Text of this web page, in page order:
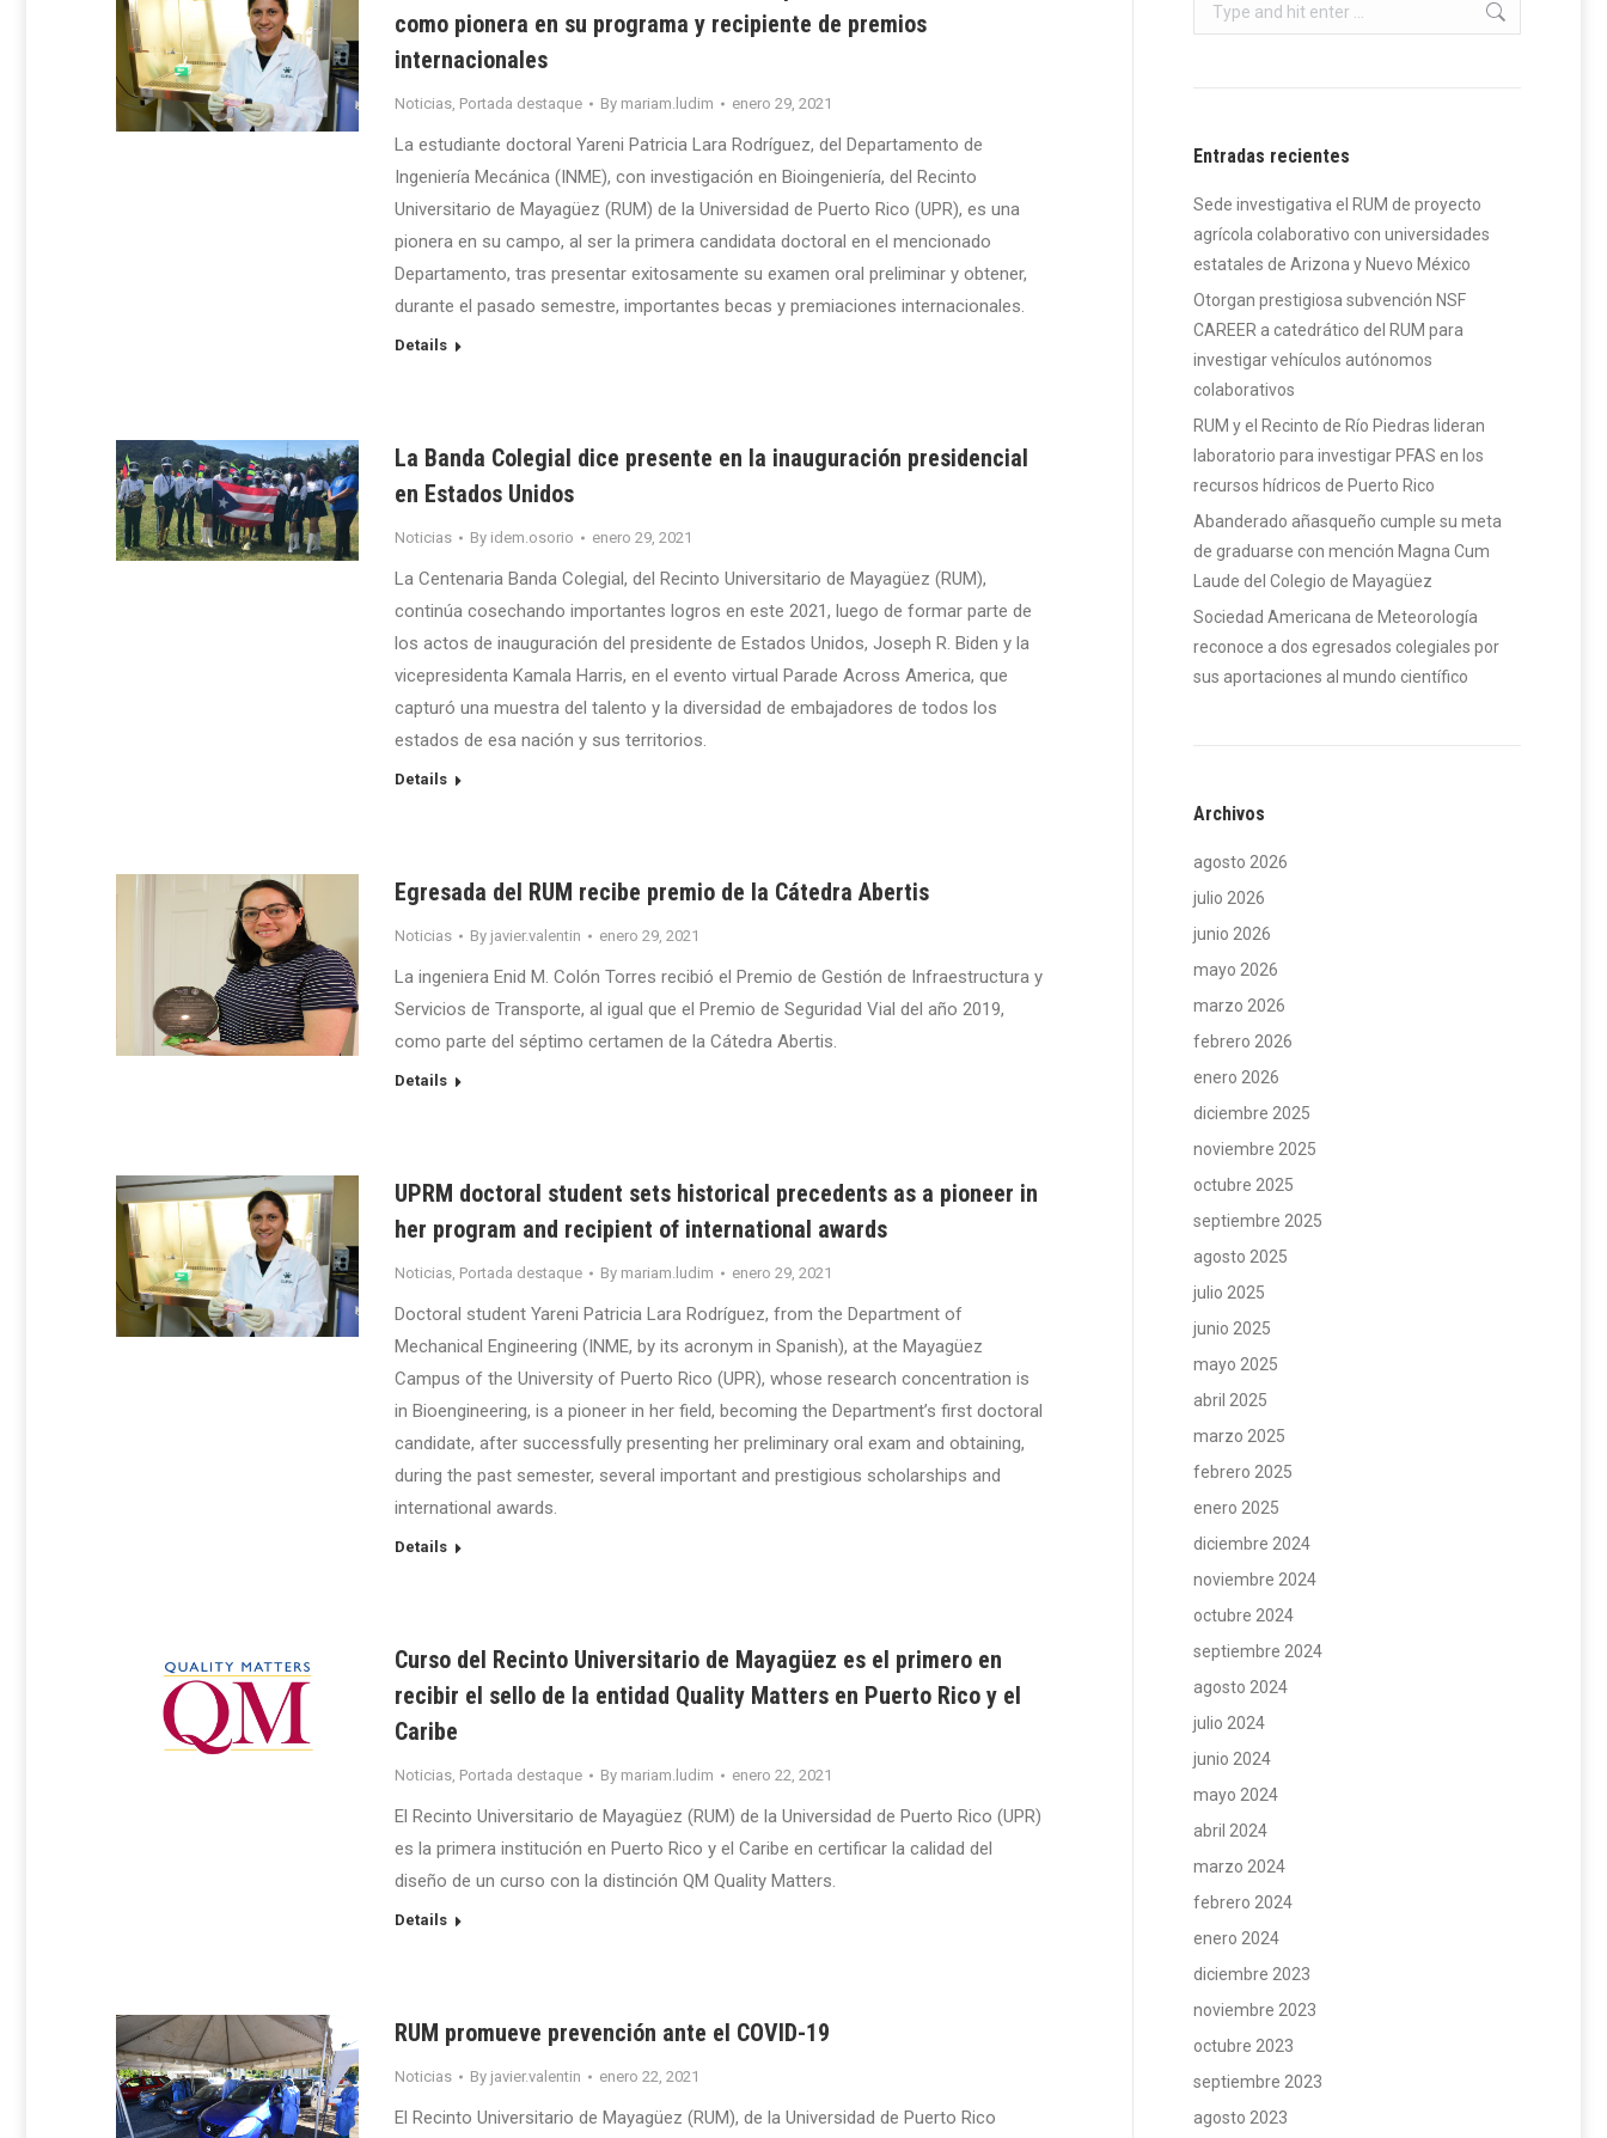
como pionera en su programa y recipiente de premios
internacionales
Noticias, Portada destaque By mariam.ludim enero 29, 2021
La estudiante doctoral Yareni Patricia Lara Rodríguez, del Departamento de
Ingeniería Mecánica (INME), con investigación en Bioingeniería, del Recinto
Universitario de Mayagüez (RUM) de la Universidad de Puerto Rico (UPR), es una
pionera en su campo, al ser la primera candidata doctoral en el mencionado
Departamento, tras presentar exitosamente su examen oral preliminar y obtener,
durante el pasado semestre, importantes becas y premiaciones internacionales.
Details
La Banda Colegial dice presente en la inauguración presidencial
en Estados Unidos
Noticias By idem.osorio enero 29, 2021
La Centenaria Banda Colegial, del Recinto Universitario de Mayagüez (RUM),
continúa cosechando importantes logros en este 2021, luego de formar parte de
los actos de inauguración del presidente de Estados Unidos, Joseph R. Biden y la
vicepresidenta Kamala Harris, en el evento virtual Parade Across America, que
capturó una muestra del talento y la diversidad de embajadores de todos los
estados de esa nación y sus territorios.
Details
Egresada del RUM recibe premio de la Cátedra Abertis
Noticias By javier.valentin enero 29, 2021
La ingeniera Enid M. Colón Torres recibió el Premio de Gestión de Infraestructura y
Servicios de Transporte, al igual que el Premio de Seguridad Vial del año 2019,
como parte del séptimo certamen de la Cátedra Abertis.
Details
UPRM doctoral student sets historical precedents as a pioneer in
her program and recipient of international awards
Noticias, Portada destaque By mariam.ludim enero 29, 2021
Doctoral student Yareni Patricia Lara Rodríguez, from the Department of
Mechanical Engineering (INME, by its acronym in Spanish), at the Mayagüez
Campus of the University of Puerto Rico (UPR), whose research concentration is
in Bioengineering, is a pioneer in her field, becoming the Department’s first doctoral
candidate, after successfully presenting her preliminary oral exam and obtaining,
during the past semester, several important and prestigious scholarships and
international awards.
Details
Curso del Recinto Universitario de Mayagüez es el primero en
recibir el sello de la entidad Quality Matters en Puerto Rico y el
Caribe
Noticias, Portada destaque By mariam.ludim enero 22, 2021
El Recinto Universitario de Mayagüez (RUM) de la Universidad de Puerto Rico (UPR)
es la primera institución en Puerto Rico y el Caribe en certificar la calidad del
diseño de un curso con la distinción QM Quality Matters.
Details
RUM promueve prevención ante el COVID-19
Noticias By javier.valentin enero 22, 2021
El Recinto Universitario de Mayagüez (RUM), de la Universidad de Puerto Rico
Entradas recientes
Sede investigativa el RUM de proyecto
agrícola colaborativo con universidades
estatales de Arizona y Nuevo México
Otorgan prestigiosa subvención NSF
CAREER a catedrático del RUM para
investigar vehículos autónomos
colaborativos
RUM y el Recinto de Río Piedras lideran
laboratorio para investigar PFAS en los
recursos hídricos de Puerto Rico
Abanderado añasqueño cumple su meta
de graduarse con mención Magna Cum
Laude del Colegio de Mayagüez
Sociedad Americana de Meteorología
reconoce a dos egresados colegiales por
sus aportaciones al mundo científico
Archivos
agosto 2026
julio 2026
junio 2026
mayo 2026
marzo 2026
febrero 2026
enero 2026
diciembre 2025
noviembre 2025
octubre 2025
septiembre 2025
agosto 2025
julio 2025
junio 2025
mayo 2025
abril 2025
marzo 2025
febrero 2025
enero 2025
diciembre 2024
noviembre 2024
octubre 2024
septiembre 2024
agosto 2024
julio 2024
junio 2024
mayo 2024
abril 2024
marzo 2024
febrero 2024
enero 2024
diciembre 2023
noviembre 2023
octubre 2023
septiembre 2023
agosto 2023